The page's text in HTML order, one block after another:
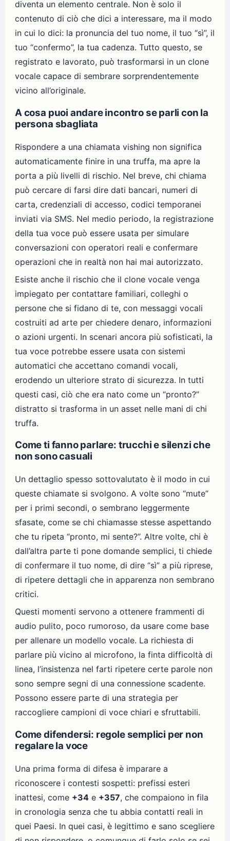
diventa un elemento centrale. Non è solo il
contenuto di ciò che dici a interessare, ma il modo
in cui lo dici: la pronuncia del tuo nome, il tuo “sì”, il
tuo “confermo”, la tua cadenza. Tutto questo, se
registrato e lavorato, può trasformarsi in un clone
vocale capace di sembrare sorprendentemente
vicino all’originale.
A cosa puoi andare incontro se parli con la
persona sbagliata
Rispondere a una chiamata vishing non significa
automaticamente finire in una truffa, ma apre la
porta a più livelli di rischio. Nel breve, chi chiama
può cercare di farsi dire dati bancari, numeri di
carta, credenziali di accesso, codici temporanei
inviati via SMS. Nel medio periodo, la registrazione
della tua voce può essere usata per simulare
conversazioni con operatori reali e confermare
operazioni che in realtà non hai mai autorizzato.
Esiste anche il rischio che il clone vocale venga
impiegato per contattare familiari, colleghi o
persone che si fidano di te, con messaggi vocali
costruiti ad arte per chiedere denaro, informazioni
o azioni urgenti. In scenari ancora più sofisticati, la
tua voce potrebbe essere usata con sistemi
automatici che accettano comandi vocali,
erodendo un ulteriore strato di sicurezza. In tutti
questi casi, ciò che era nato come un “pronto?”
distratto si trasforma in un asset nelle mani di chi
truffa.
Come ti fanno parlare: trucchi e silenzi che
non sono casuali
Un dettaglio spesso sottovalutato è il modo in cui
queste chiamate si svolgono. A volte sono “mute”
per i primi secondi, o sembrano leggermente
sfasate, come se chi chiamasse stesse aspettando
che tu ripeta “pronto, mi sente?”. Altre volte, chi è
dall’altra parte ti pone domande semplici, ti chiede
di confermare il tuo nome, di dire “sì” a più riprese,
di ripetere dettagli che in apparenza non sembrano
critici.
Questi momenti servono a ottenere frammenti di
audio pulito, poco rumoroso, da usare come base
per allenare un modello vocale. La richiesta di
parlare più vicino al microfono, la finta difficoltà di
linea, l’insistenza nel farti ripetere certe parole non
sono sempre segni di una connessione scadente.
Possono essere parte di una strategia per
raccogliere campioni di voce chiari e sfruttabili.
Come difendersi: regole semplici per non
regalare la voce
Una prima forma di difesa è imparare a
riconoscere i contesti sospetti: prefissi esteri
inattesi, come +34 e +357, che compaiono in fila
in cronologia senza che tu abbia contatti reali in
quei Paesi. In quei casi, è legittimo e sano scegliere